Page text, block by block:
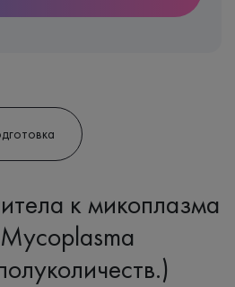
к микоплазма